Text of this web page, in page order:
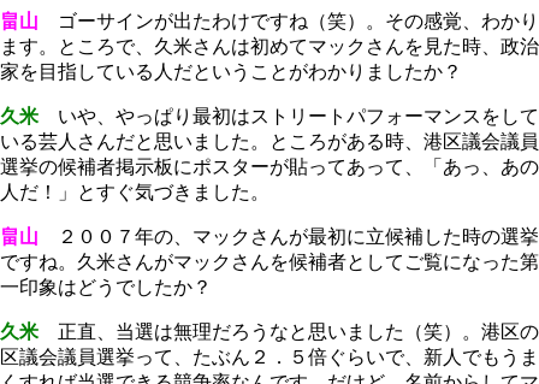
畠山
ゴーサインが出たわけですね（笑）。その感覚、わかり
ます。ところで、久米さんは初めてマックさんを見た時、政治
家を目指している人だということがわかりましたか？
久米 いや、やっぱり最初はストリートパフォーマンスをして
いる芸人さんだと思いました。ところがある時、港区議会議員
選挙の候補者掲示板にポスターが貼ってあって、「あっ、あの
人だ！」とすぐ気づきました。
畠山 ２００７年の、マックさんが最初に立候補した時の選挙
ですね。久米さんがマックさんを候補者としてご覧になった第
一印象はどうでしたか？
久米 正直、当選は無理だろうなと思いました（笑）。港区の
区議会議員選挙って、たぶん２．５倍ぐらいで、新人でもうま